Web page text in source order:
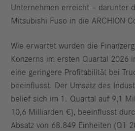
Unternehmen erreicht – darunter
Mitsubishi Fuso in die ARCHION
Wie erwartet wurden die
Konzerns im ersten Quartal 2026
eine geringere Profitabilität bei
beeinflusst. Der Umsatz des
belief sich im 1. Quartal auf 9,1
10,6 Milliarden €), beeinflusst
Absatz von 68.849 Einheiten (Q1